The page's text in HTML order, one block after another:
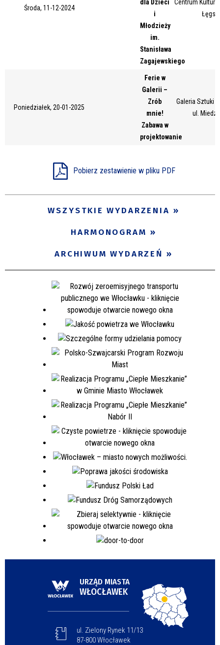
Miejsce
Środa, 11-12-2024
dla Dzieci
i
Młodzieży
im.
Stanisława
Zagajewskiego
Centrum Kultury
Poniedziałek, 20-01-2025
Ferie w
Galerii –
Zrób
mnie!
Zabawa w
projektowanie
Galeria Sztuki
ul.
Pobierz zestawienie w pliku PDF
WSZYSTKIE WYDARZENIA
HARMONOGRAM
ARCHIWUM WYDARZEŃ
URZĄD MIASTA
WŁOCŁAWEK
ul. Zielony Rynek 11/13
87-800 Włocławek